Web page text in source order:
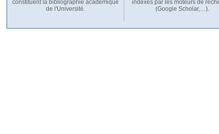
constituent la bibliographie académique
de l'Université.
indexés par les moteurs de
(Google Scholar,…).